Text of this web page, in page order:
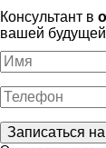
Консультант в
вашей будущей